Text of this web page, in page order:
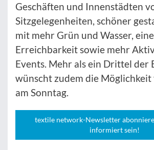
Geschäften und Innenstädten
Sitzgelegenheiten, schöner
mit mehr Grün und Wasser,
Erreichbarkeit sowie mehr
Events. Mehr als ein Drittel der
wünscht zudem die Möglichkeit
am Sonntag.
textile network-Newsletter
informiert sein!